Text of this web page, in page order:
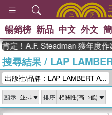
熱搜
、
史是
獎 臺
登輝
偉大
暢銷榜 新品 中文 外文
A.F. Steadman 獲年度作家，
搜尋結果/ LAP
出版社/品牌：LAP LAMBERT A...
顯示 排序